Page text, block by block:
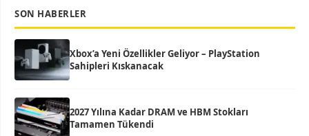
SON HABERLER
Xbox’a Yeni Özellikler Geliyor – PlayStation
Sahipleri Kıskanacak
2027 Yılına Kadar DRAM ve HBM Stokları
Tamamen Tükendi